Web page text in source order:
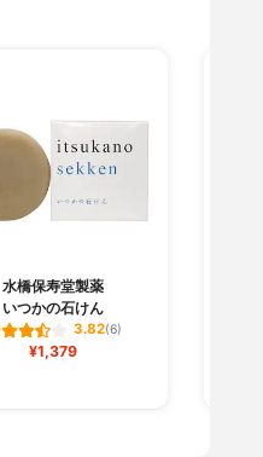
水橋保寿堂製薬
いつかの石けん
3.82(6)
¥1,379